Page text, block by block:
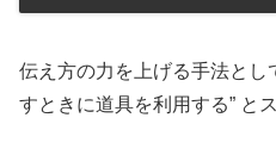
伝え方の力を上げる手法とし
すときに道具を利用する” と